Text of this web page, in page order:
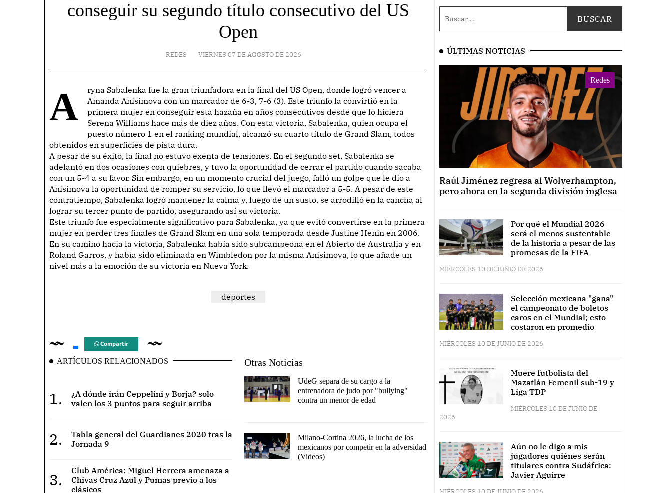
conseguir su segundo título consecutivo del US
Open
REDES VIERNES 07 DE AGOSTO DE 2026
Aryna Sabalenka fue la gran triunfadora en la final del US Open, donde logró vencer a
Amanda Anisimova con un marcador de 6-3, 7-6 (3). Este triunfo la convirtió en la
primera mujer en conseguir esta hazaña en años consecutivos desde que lo hiciera
Serena Williams hace más de diez años. Con esta victoria, Sabalenka, quien ocupa el
puesto número 1 en el ranking mundial, alcanzó su cuarto título de Grand Slam, todos
obtenidos en superficies de pista dura.
A pesar de su éxito, la final no estuvo exenta de tensiones. En el segundo set, Sabalenka se
adelantó en dos ocasiones con quiebres, y tuvo la oportunidad de cerrar el partido cuando sacaba
con un 5-4 a su favor. Sin embargo, en un momento crucial del juego, falló un golpe que le dio a
Anisimova la oportunidad de romper su servicio, lo que llevó el marcador a 5-5. A pesar de este
contratiempo, Sabalenka logró mantener la calma y, luego de un susto, se arrodilló en la cancha al
lograr su tercer punto de partido, asegurando así su victoria.
Este triunfo fue especialmente significativo para Sabalenka, ya que evitó convertirse en la primera
mujer en perder tres finales de Grand Slam en una sola temporada desde Justine Henin en 2006.
En su camino hacia la victoria, Sabalenka había sido subcampeona en el Abierto de Australia y en
Roland Garros, y había sido eliminada en Wimbledon por la misma Anisimova, lo que añade un
nivel más a la emoción de su victoria en Nueva York.
deportes
Compartir
ARTÍCULOS RELACIONADOS
1.
¿A dónde irán Ceppelini y Borja? solo
valen los 3 puntos para seguir arriba
2.
Tabla general del Guardianes 2020 tras la
Jornada 9
3.
Club América: Miguel Herrera amenaza a
Chivas Cruz Azul y Pumas previo a los
clásicos
Otras Noticias
UdeG separa de su cargo a la
entrenadora de judo por "bullying"
contra un menor de edad
Milano-Cortina 2026, la lucha de los
mexicanos por competir en la adversidad
(Videos)
ÚLTIMAS NOTICIAS
Redes
Raúl Jiménez regresa al Wolverhampton,
pero ahora en la segunda división inglesa
Por qué el Mundial 2026
será el menos sustentable
de la historia a pesar de las
promesas de la FIFA
MIÉRCOLES 10 DE JUNIO DE 2026
Selección mexicana "gana"
el campeonato de boletos
caros en el Mundial; esto
costaron en promedio
MIÉRCOLES 10 DE JUNIO DE 2026
Muere futbolista del
Mazatlán Femenil sub-19 y
Liga TDP
MIÉRCOLES 10 DE JUNIO DE
2026
Aún no le digo a mis
jugadores quiénes serán
titulares contra Sudáfrica:
Javier Aguirre